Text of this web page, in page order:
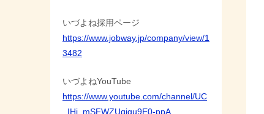
いづよね採用ページ
https://www.jobway.jp/company/view/1
3482
いづよねYouTube
https://www.youtube.com/channel/UC
_IHj_mSFWZUqigu9E0-ppA